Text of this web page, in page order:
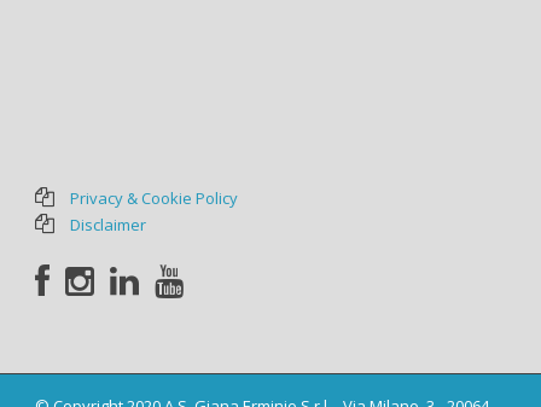
Privacy & Cookie Policy
Disclaimer